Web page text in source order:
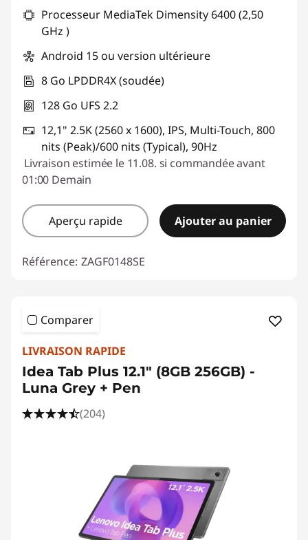
Processeur MediaTek Dimensity 6400 (2,50
GHz )
Android 15 ou version ultérieure
8 Go LPDDR4X (soudée)
128 Go UFS 2.2
12,1" 2.5K (2560 x 1600), IPS, Multi-Touch, 800
nits (Peak)/600 nits (Typical), 90Hz
Livraison estimée le 11.08. si commandée avant
01:00 Demain
Aperçu rapide Ajouter au panier
Référence: ZAGF0148SE
Comparer
LIVRAISON RAPIDE
Idea Tab Plus 12.1" (8GB 256GB) -
Luna Grey + Pen
(204)